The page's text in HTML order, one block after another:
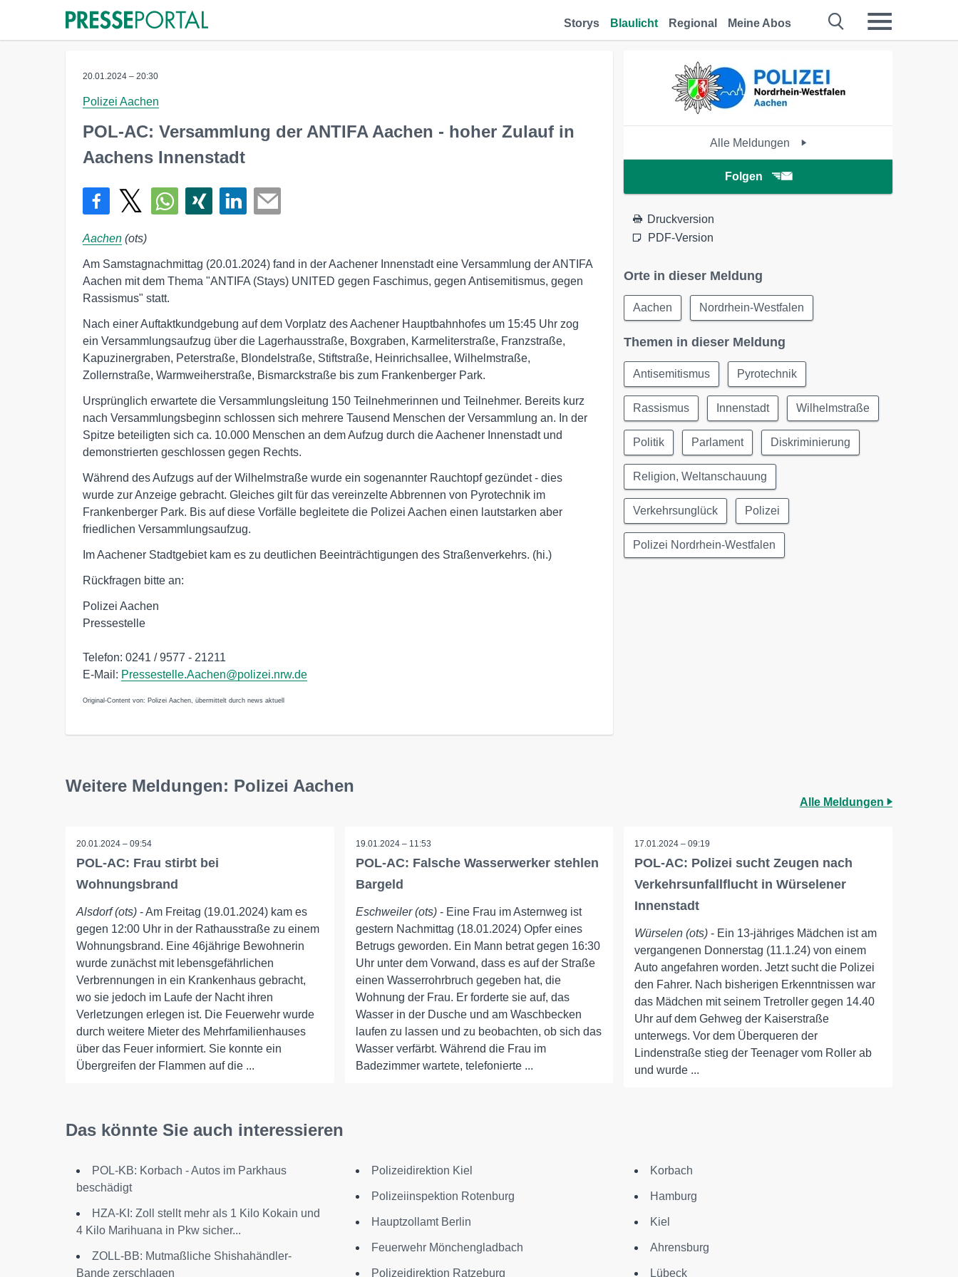
Storys Blaulicht Regional Meine Abos
20.01.2024 – 20:30
Polizei Aachen
POL-AC: Versammlung der ANTIFA Aachen - hoher Zulauf in
Aachens Innenstadt
Aachen (ots)
Am Samstagnachmittag (20.01.2024) fand in der Aachener Innenstadt eine Versammlung der ANTIFA
Aachen mit dem Thema "ANTIFA (Stays) UNITED gegen Faschimus, gegen Antisemitismus, gegen
Rassismus" statt.
Nach einer Auftaktkundgebung auf dem Vorplatz des Aachener Hauptbahnhofes um 15:45 Uhr zog
ein Versammlungsaufzug über die Lagerhausstraße, Boxgraben, Karmeliterstraße, Franzstraße,
Kapuzinergraben, Peterstraße, Blondelstraße, Stiftstraße, Heinrichsallee, Wilhelmstraße,
Zollernstraße, Warmweiherstraße, Bismarckstraße bis zum Frankenberger Park.
Ursprünglich erwartete die Versammlungsleitung 150 Teilnehmerinnen und Teilnehmer. Bereits kurz
nach Versammlungsbeginn schlossen sich mehrere Tausend Menschen der Versammlung an. In der
Spitze beteiligten sich ca. 10.000 Menschen an dem Aufzug durch die Aachener Innenstadt und
demonstrierten geschlossen gegen Rechts.
Während des Aufzugs auf der Wilhelmstraße wurde ein sogenannter Rauchtopf gezündet - dies
wurde zur Anzeige gebracht. Gleiches gilt für das vereinzelte Abbrennen von Pyrotechnik im
Frankenberger Park. Bis auf diese Vorfälle begleitete die Polizei Aachen einen lautstarken aber
friedlichen Versammlungsaufzug.
Im Aachener Stadtgebiet kam es zu deutlichen Beeinträchtigungen des Straßenverkehrs. (hi.)
Rückfragen bitte an:
Polizei Aachen
Pressestelle
Telefon: 0241 / 9577 - 21211
E-Mail: Pressestelle.Aachen@polizei.nrw.de
Original-Content von: Polizei Aachen, übermittelt durch news aktuell
Alle Meldungen
Folgen
Druckversion
PDF-Version
Orte in dieser Meldung
Aachen Nordrhein-Westfalen
Themen in dieser Meldung
Antisemitismus Pyrotechnik
Rassismus Innenstadt Wilhelmstraße
Politik Parlament Diskriminierung
Religion, Weltanschauung
Verkehrsunglück Polizei
Polizei Nordrhein-Westfalen
Weitere Meldungen: Polizei Aachen
Alle Meldungen
20.01.2024 – 09:54
POL-AC: Frau stirbt bei
Wohnungsbrand
Alsdorf (ots) - Am Freitag (19.01.2024) kam es
gegen 12:00 Uhr in der Rathausstraße zu einem
Wohnungsbrand. Eine 46jährige Bewohnerin
wurde zunächst mit lebensgefährlichen
Verbrennungen in ein Krankenhaus gebracht,
wo sie jedoch im Laufe der Nacht ihren
Verletzungen erlegen ist. Die Feuerwehr wurde
durch weitere Mieter des Mehrfamilienhauses
über das Feuer informiert. Sie konnte ein
Übergreifen der Flammen auf die ...
19.01.2024 – 11:53
POL-AC: Falsche Wasserwerker stehlen
Bargeld
Eschweiler (ots)- Eine Frau im Asternweg ist
gestern Nachmittag (18.01.2024) Opfer eines
Betrugs geworden. Ein Mann betrat gegen 16:30
Uhr unter dem Vorwand, dass es auf der Straße
einen Wasserrohrbruch gegeben hat, die
Wohnung der Frau. Er forderte sie auf, das
Wasser in der Dusche und am Waschbecken
laufen zu lassen und zu beobachten, ob sich das
Wasser verfärbt. Während die Frau im
Badezimmer wartete, telefonierte ...
17.01.2024 – 09:19
POL-AC: Polizei sucht Zeugen nach
Verkehrsunfallflucht in Würselener
Innenstadt
Würselen (ots) - Ein 13-jähriges Mädchen ist am
vergangenen Donnerstag (11.1.24) von einem
Auto angefahren worden. Jetzt sucht die Polizei
den Fahrer. Nach bisherigen Erkenntnissen war
das Mädchen mit seinem Tretroller gegen 14.40
Uhr auf dem Gehweg der Kaiserstraße
unterwegs. Vor dem Überqueren der
Lindenstraße stieg der Teenager vom Roller ab
und wurde ...
Das könnte Sie auch interessieren
POL-KB: Korbach - Autos im Parkhaus
beschädigt
HZA-KI: Zoll stellt mehr als 1 Kilo Kokain und
4 Kilo Marihuana in Pkw sicher...
ZOLL-BB: Mutmaßliche Shishahändler-
Bande zerschlagen
Polizeidirektion Kiel
Polizeiinspektion Rotenburg
Hauptzollamt Berlin
Feuerwehr Mönchengladbach
Polizeidirektion Ratzeburg
Korbach
Hamburg
Kiel
Ahrensburg
Lübeck